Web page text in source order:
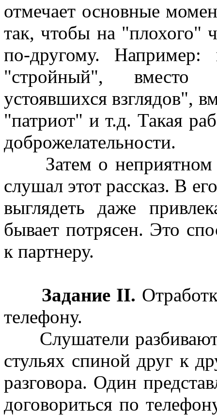
отмечает основные
так, чтобы на "плохого"
по-другому.
"стройный", вместо
устоявшихся взглядов",
"патриот" и т.д. Такая
доброжелательности.
Затем о неприятном
слушал этот рассказ. В
выглядеть даже
бывает потрясен. Это
к партнеру.
Задание II.
телефону.
Слушатели
стульях спиной друг к
разговора. Один
договориться по